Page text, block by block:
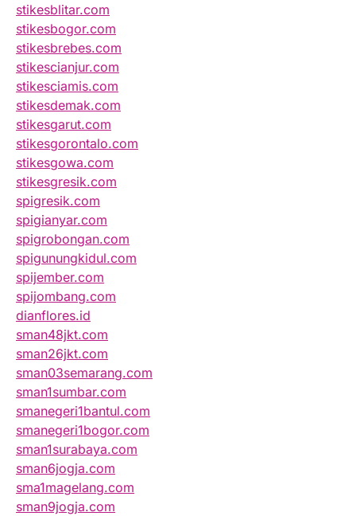
stikesblitar.com
stikesbogor.com
stikesbrebes.com
stikescianjur.com
stikesciamis.com
stikesdemak.com
stikesgarut.com
stikesgorontalo.com
stikesgowa.com
stikesgresik.com
spigresik.com
spigianyar.com
spigrobongan.com
spigunungkidul.com
spijember.com
spijombang.com
dianflores.id
sman48jkt.com
sman26jkt.com
sman03semarang.com
sman1sumbar.com
smanegeri1bantul.com
smanegeri1bogor.com
sman1surabaya.com
sman6jogja.com
sma1magelang.com
sman9jogja.com